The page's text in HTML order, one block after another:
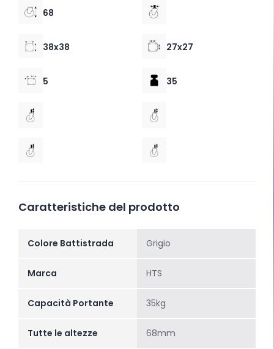
68
38x38 27x27
5 35
Caratteristiche del prodotto
Colore Battistrada Grigio
Marca HTS
Capacità Portante 35kg
Tutte le altezze 68mm